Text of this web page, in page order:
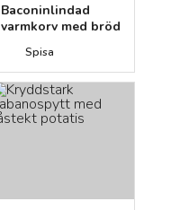
Baconinlindad
varmkorv med bröd
Spisa